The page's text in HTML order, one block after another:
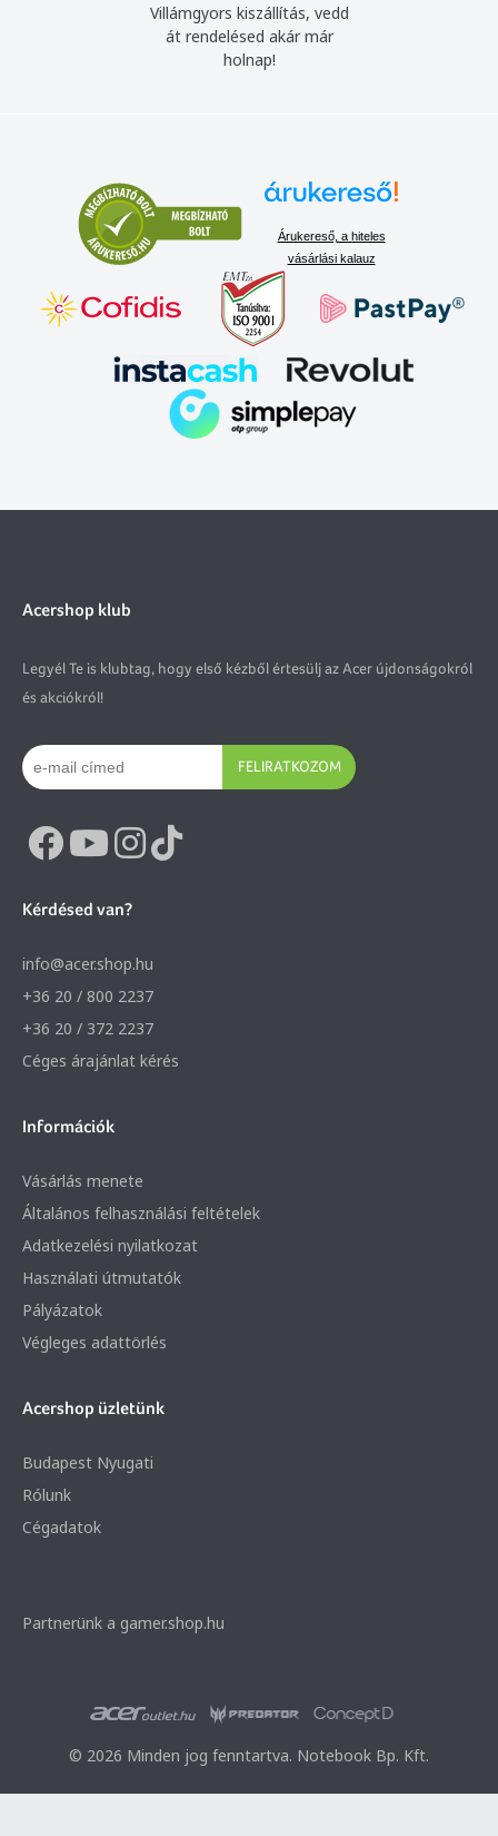
Villámgyors kiszállítás, vedd
át rendelésed akár már
holnap!
Árukereső, a hiteles
vásárlási kalauz
Acershop klub
Legyél Te is klubtag, hogy első kézből értesülj az Acer újdonságokról
és akciókról!
FELIRATKOZOM
Kérdésed van?
info@acer.shop.hu
+36 20 / 800 2237
+36 20 / 372 2237
Céges árajánlat kérés
Információk
Vásárlás menete
Általános felhasználási feltételek
Adatkezelési nyilatkozat
Használati útmutatók
Pályázatok
Végleges adattörlés
Acershop üzletünk
Budapest Nyugati
Rólunk
Cégadatok
Partnerünk a gamer.shop.hu
© 2026 Minden jog fenntartva. Notebook Bp. Kft.